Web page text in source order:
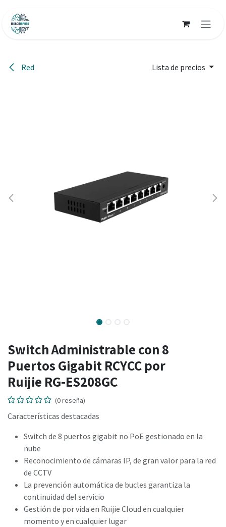
Red Lista de precios
Switch Administrable con 8
Puertos Gigabit RCYCC por
Ruijie RG-ES208GC
(0 reseña)
Características destacadas
Switch de 8 puertos gigabit no PoE gestionado en la
nube
Reconocimiento de cámaras IP, de gran valor para la red
de CCTV
La prevención automática de bucles garantiza la
continuidad del servicio
Gestión de por vida en Ruijie Cloud en cualquier
momento y en cualquier lugar